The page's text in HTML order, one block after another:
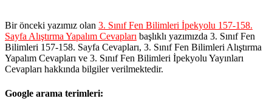
Bir önceki yazımız olan 3. Sınıf Fen Bilimleri İpekyolu 157-158.
Sayfa Alıştırma Yapalım Cevapları başlıklı yazımızda 3. Sınıf Fen
Bilimleri 157-158. Sayfa Cevapları, 3. Sınıf Fen Bilimleri Alıştırma
Yapalım Cevapları ve 3. Sınıf Fen Bilimleri İpekyolu Yayınları
Cevapları hakkında bilgiler verilmektedir.
Google arama terimleri: